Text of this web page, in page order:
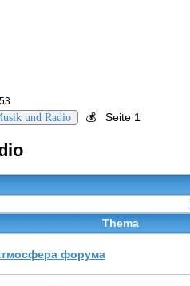
und Radio 💰 Seite 1
Thema
форума